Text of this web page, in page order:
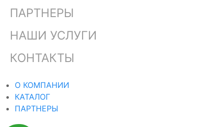
ПАРТНЕРЫ
НАШИ УСЛУГИ
КОНТАКТЫ
О КОМПАНИИ
КАТАЛОГ
ПАРТНЕРЫ